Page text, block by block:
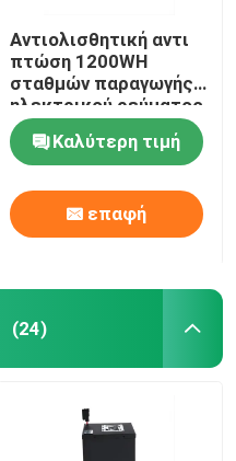
Αντιολισθητική αντι
πτώση 1200WH
σταθμών παραγωγής
ηλεκτρικού ρεύματος
στρατοπέδευσης
υπαίθρια φορητή
Καλύτερη τιμή
επαφή
(24)